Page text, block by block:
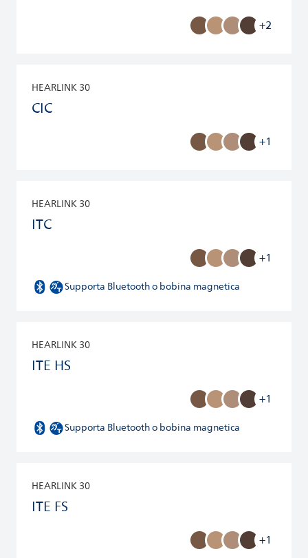
+2
HEARLINK 30
CIC
+1
HEARLINK 30
ITC
+1
Supporta Bluetooth o bobina magnetica
HEARLINK 30
ITE HS
+1
Supporta Bluetooth o bobina magnetica
HEARLINK 30
ITE FS
+1